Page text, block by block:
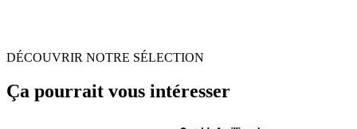
DÉCOUVRIR NOTRE SÉLECTION
Ça pourrait vous intéresser